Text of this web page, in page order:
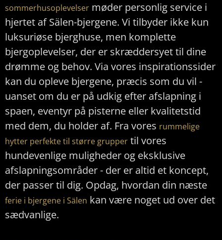
sommerhusoplevelser møder personlig service i
hjertet af Sälen-bjergene. Vi tilbyder ikke kun
luksuriøse bjerghuse, men komplette
bjergoplevelser, der er skræddersyet til dine
drømme og behov. Via vores inspirationssider
kan du opleve bjergene, præcis som du vil -
uanset om du er på udkig efter afslapning i
spaen, eventyr på pisterne eller kvalitetstid
med dem, du holder af. Fra vores rummelige
hytter perfekte til større grupper til vores
hundevenlige muligheder og eksklusive
afslapningsområder - der er altid et koncept,
der passer til dig. Opdag, hvordan din næste
ferie i bjergene i Sälen kan være noget ud over det
sædvanlige.